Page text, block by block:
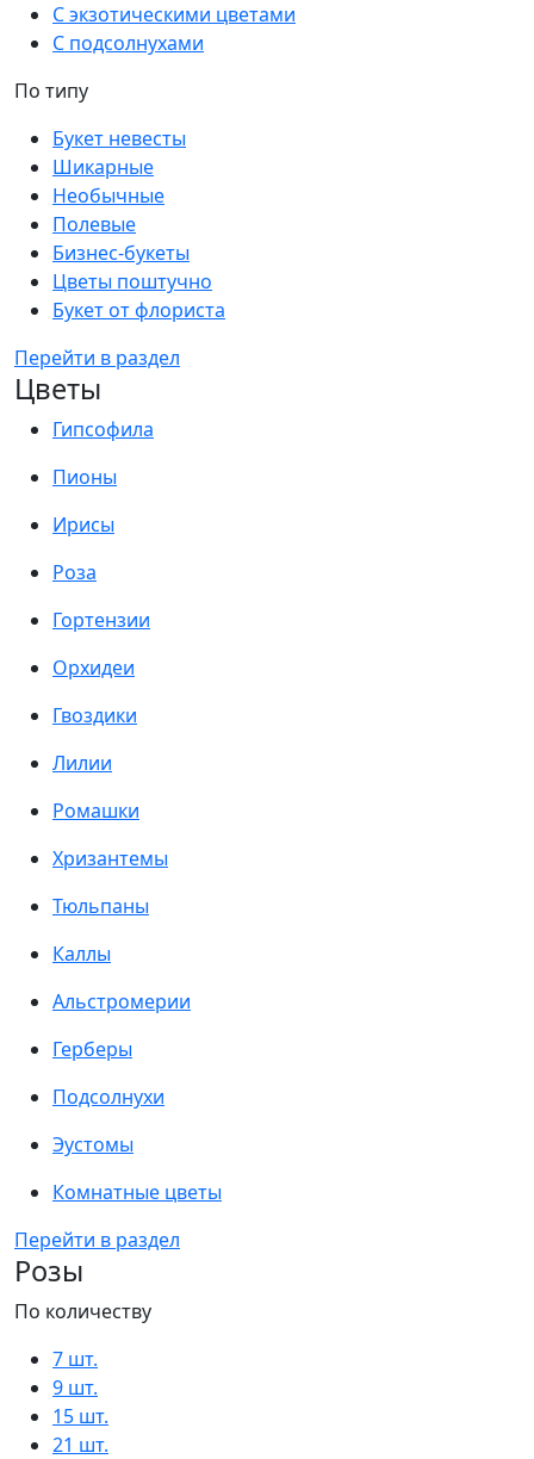
С экзотическими цветами
С подсолнухами
По типу
Букет невесты
Шикарные
Необычные
Полевые
Бизнес-букеты
Цветы поштучно
Букет от флориста
Перейти в раздел
Цветы
Гипсофила
Пионы
Ирисы
Роза
Гортензии
Орхидеи
Гвоздики
Лилии
Ромашки
Хризантемы
Тюльпаны
Каллы
Альстромерии
Герберы
Подсолнухи
Эустомы
Комнатные цветы
Перейти в раздел
Розы
По количеству
7 шт.
9 шт.
15 шт.
21 шт.